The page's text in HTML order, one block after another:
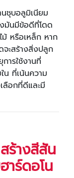
ชุบอลูมิเนียม
มันมีข้อดีที่โดด
หรือเหล็ก หาก
จะสร้างสิ่งปลูก
ารใช้งานที่
ที่เน้นความ
ลือกที่ดีและมี
ร้างสีสัน
าร์ดอโน